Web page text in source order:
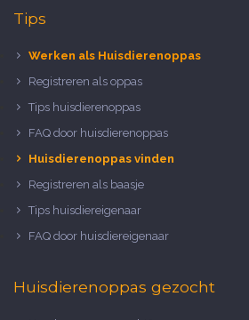
Tips
Werken als Huisdierenoppas
Registreren als oppas
Tips huisdierenoppas
FAQ door huisdierenoppas
Huisdierenoppas vinden
Registreren als baasje
Tips huisdiereigenaar
FAQ door huisdiereigenaar
Huisdierenoppas gezocht